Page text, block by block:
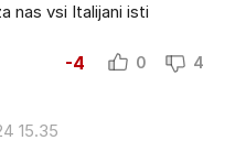
nas vsi Italijani isti
-4 0 4
15.35